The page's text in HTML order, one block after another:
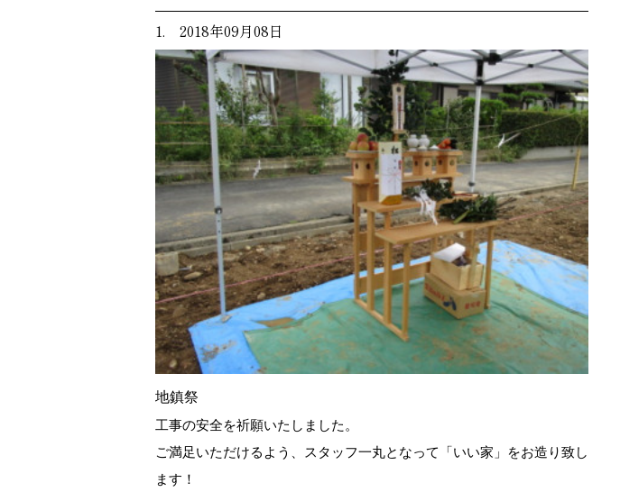
1. 2018年09月08日
地鎮祭
工事の安全を祈願いたしました。
ご満足いただけるよう、スタッフ一丸となって「いい家」をお造り致し
ます！